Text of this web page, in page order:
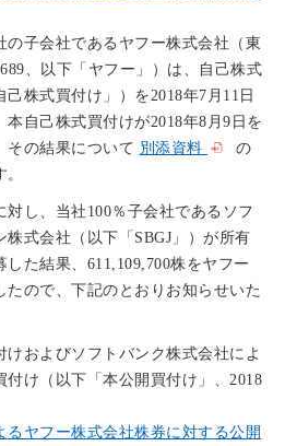
の子会社であるヤフー株式会社（東
、以下「ヤフー」）は、自己株式
株式買付け」）を2018年7月11日
自己株式買付けが2018年8月9日を
その結果について 別添資料
の
対し、当社100％子会社であるソフ
株式会社（以下「SBGJ」）が所有
た結果、611,109,700株をヤフー
たので、下記のとおりお知らせいた
およびソフトバンク株式会社によ
付け（以下「本公開買付け」、2018
るヤフー株式会社株券に対する公開